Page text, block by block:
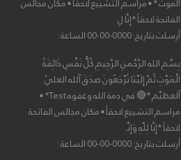
الموت * ▪ مراسم التشييع لاحقاً ▪ مكان مجالس
الفاتحة لاحقاً *إِنَّا لِ
أرسلت بتاريخ: 0000-00-00 الساعة :
بِسْمِ اللهِ الرَّحْمنِ الرَّحِيمِ كُلُّ نَفْسٍ ذَائِقَةُ
الْمَوْتِ ثُمَّ إِلَيْنَا تُرْجَعُونَ صدَقَ آلله العليٌ
آلعظيْم *🔴 في ذمة الله وعفوه Test* ▪
مراسم التشييع لاحقاً ▪ مكان مجالس الفاتحة
لاحقاً *إِنَّا لِلّهِ وَإِنَّـ
أرسلت بتاريخ: 0000-00-00 الساعة :